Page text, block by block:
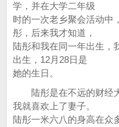
学，并在大学二年级
时的一次老乡聚会活动中
彤，后来我才知道，
陆彤和我在同一年出生，
出生，12月28日是
她的生日。
陆彤是在不远的财经大
我就喜欢上了妻子。
陆彤一米六八的身高在众